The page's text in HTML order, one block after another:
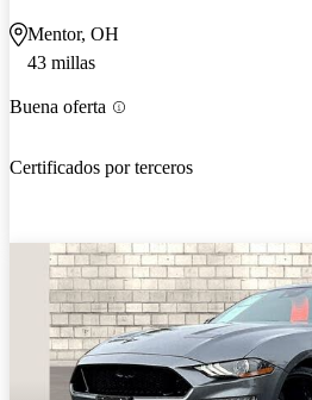
Mentor, OH
43 millas
Buena oferta
Certificados por terceros